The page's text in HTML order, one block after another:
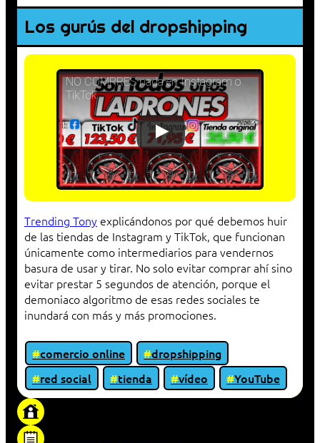
Los gurús del dropshipping
NO COMPRES nada en Instagram o
TikTok
Trending Tony explicándonos por qué debemos huir
de las tiendas de Instagram y TikTok, que funcionan
únicamente como intermediarios para vendernos
basura de usar y tirar. No solo evitar comprar ahí sino
evitar prestar 5 segundos de atención, porque el
demoniaco algoritmo de esas redes sociales te
inundará con más y más promociones.
comercio online
dropshipping
red social
tienda vídeo
YouTube